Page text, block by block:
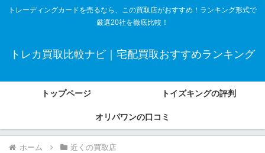
トレーディングカードを売るなら、この買取店がおすすめ！ランキング形式で
厳選20社を徹底比較！
トレカ買取比較ナビ｜宅配買取おすすめランキング
トップページ トイズキングの評判
オリパワンの口コミ
ホーム 近くの買取店